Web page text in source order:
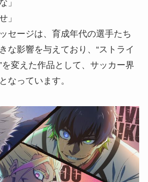
」
」
セージは、育成年代の選手たち
な影響を与えており、“ストライ
を変えた作品として、サッカー界
なっています。